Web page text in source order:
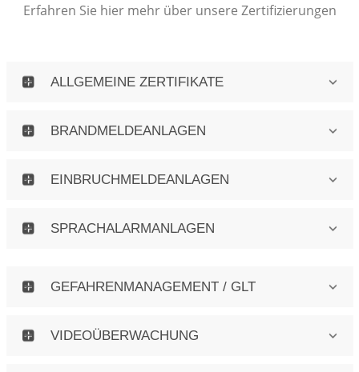
Erfahren Sie hier mehr über unsere Zertifizierungen
ALLGEMEINE ZERTIFIKATE
BRANDMELDEANLAGEN
EINBRUCHMELDEANLAGEN
SPRACHALARMANLAGEN
GEFAHRENMANAGEMENT / GLT
VIDEOÜBERWACHUNG